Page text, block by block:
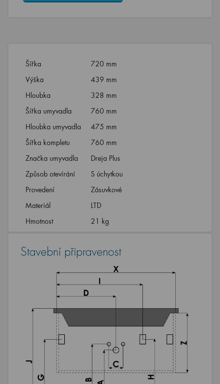
Šířka
720 mm
Výška
439 mm
Hloubka
328 mm
Šířka umyvadla
760 mm
Hloubka umyvadla
475 mm
Šířka kompletu
760 mm
Značka umyvadla
Dreja Plus
Způsob otevírání
S úchytkou
Provedení
Zásuvkové
Materiál
LTD
Hmotnost
21 kg
Stavební připravenost